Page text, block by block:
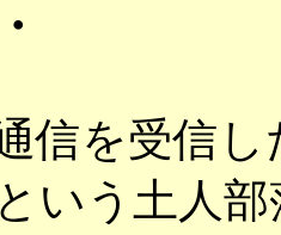
信を受信
いう土人